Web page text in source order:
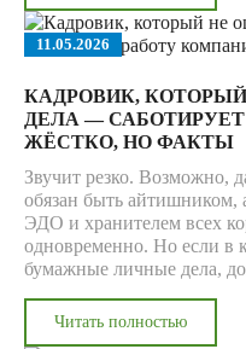
11.05.2026
КАДРОВИК,
ДЕЛА —
ЖЁСТКО, НО ФАКТЫ
Звучит резко. Возможно,
обязан быть айтишником,
ЭДО и хранителем всех
одновременно. Но если в
бумажные личные дела,
руководства
Читать полностью